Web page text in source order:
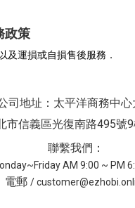
政策
及運損或自損售後服務．
司地址：太平洋商務中心
市信義區光復南路495號
聯繫我們：
AM 9:00 ~ PM
電郵 /